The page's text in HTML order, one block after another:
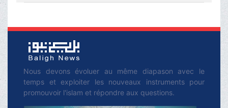
Nous devons évoluer au même diapason avec le
temps et exploiter les nouveaux instruments pour
promouvoir l'islam et répondre aux questions.